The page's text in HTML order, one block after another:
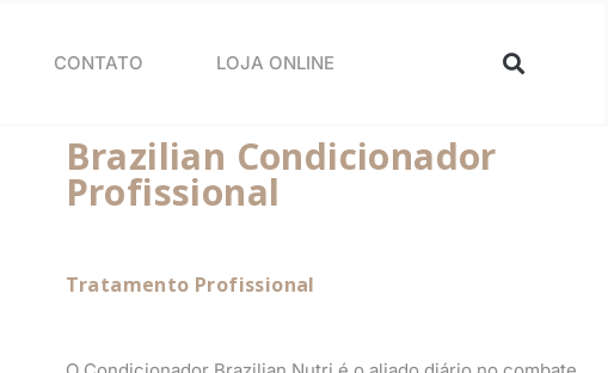
CONTATO LOJA ONLINE
Brazilian Condicionador
Profissional
Tratamento Profissional